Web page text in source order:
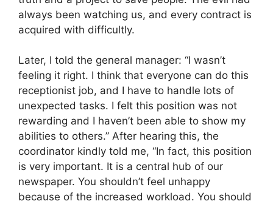
always been watching us, and every contract is
acquired with difficultly.
Later, I told the general manager: “I wasn’t
feeling it right. I think that everyone can do this
receptionist job, and I have to handle lots of
unexpected tasks. I felt this position was not
rewarding and I haven’t been able to show my
abilities to others.” After hearing this, the
coordinator kindly told me, “In fact, this position
is very important. It is a central hub of our
newspaper. You shouldn’t feel unhappy
because of the increased workload. You should